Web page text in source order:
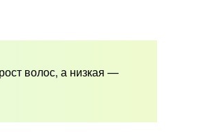
волос, а низкая —